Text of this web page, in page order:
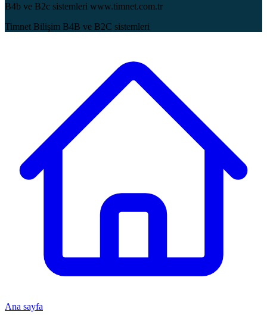
B4b ve B2c sistemleri www.timnet.com.tr
Timnet Bilişim B4B ve B2C sistemleri
Ana sayfa